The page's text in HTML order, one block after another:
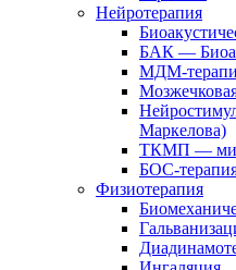
Нейротерапия
БАК —
МДМ-
Маркелова)
ТКМП —
БОС-
Физиотерапия